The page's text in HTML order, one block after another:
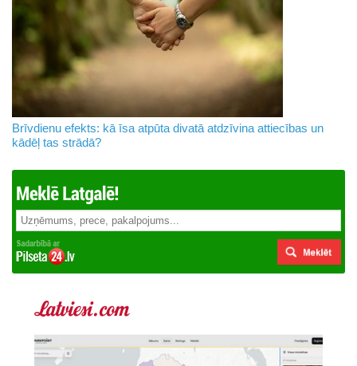
Brīvdienu efekts: kā īsa atpūta divatā atdzīvina attiecības un
kādēļ tas strādā?